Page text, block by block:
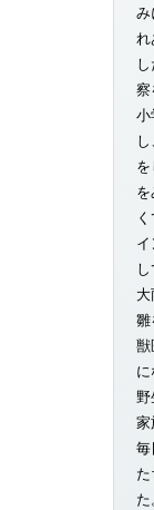
察
雛
家
た